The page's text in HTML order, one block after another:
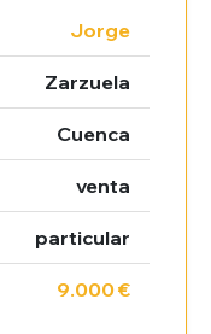
Jorge
Zarzuela
Cuenca
venta
particular
9.000 €